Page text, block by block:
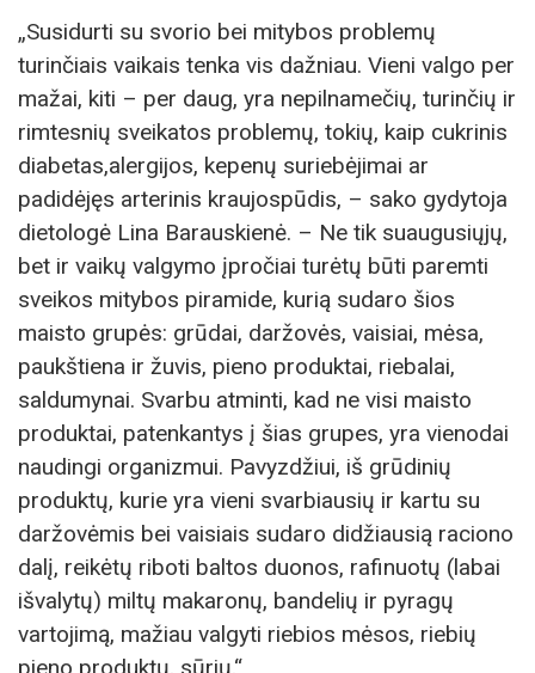
„Susidurti su svorio bei mitybos problemų
turinčiais vaikais tenka vis dažniau. Vieni valgo per
mažai, kiti – per daug, yra nepilnamečių, turinčių ir
rimtesnių sveikatos problemų, tokių, kaip cukrinis
diabetas,alergijos, kepenų suriebėjimai ar
padidėjęs arterinis kraujospūdis, – sako gydytoja
dietologė Lina Barauskienė. – Ne tik suaugusiųjų,
bet ir vaikų valgymo įpročiai turėtų būti paremti
sveikos mitybos piramide, kurią sudaro šios
maisto grupės: grūdai, daržovės, vaisiai, mėsa,
paukštiena ir žuvis, pieno produktai, riebalai,
saldumynai. Svarbu atminti, kad ne visi maisto
produktai, patenkantys į šias grupes, yra vienodai
naudingi organizmui. Pavyzdžiui, iš grūdinių
produktų, kurie yra vieni svarbiausių ir kartu su
daržovėmis bei vaisiais sudaro didžiausią raciono
dalį, reikėtų riboti baltos duonos, rafinuotų (labai
išvalytų) miltų makaronų, bandelių ir pyragų
vartojimą, mažiau valgyti riebios mėsos, riebių